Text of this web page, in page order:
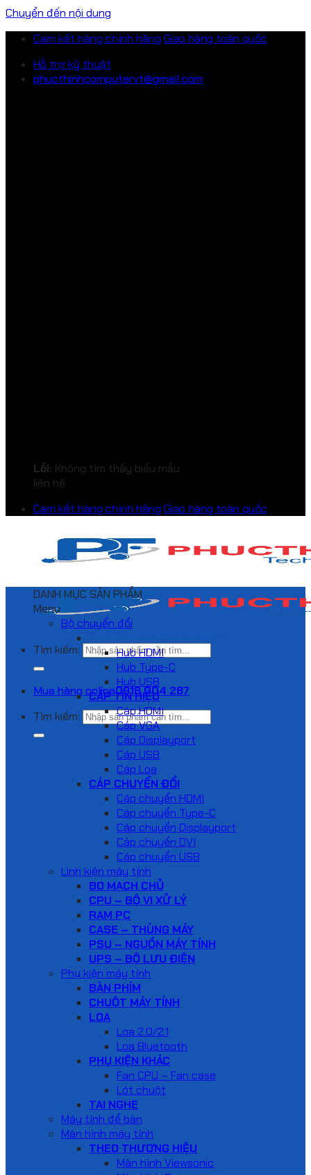
Chuyển đến nội dung
Cam kết hàng chính hãng Giao hàng toàn quốc
Hỗ trợ kỹ thuật
phucthinhcomputervt@gmail.com
Lỗi: Không tìm thấy biểu mẫu
liên hệ.
Cam kết hàng chính hãng Giao hàng toàn quốc
Tìm kiếm:
Mua hàng online0918 004 287
Tìm kiếm:
DANH MỤC SẢN PHẨM
Menu
Bộ chuyển đổi
Hub HDMI
Hub Type-C
Hub USB
CÁP TÍN HIỆU
Cáp HDMI
Cáp VGA
Cáp Displayport
Cáp USB
Cáp Loa
CÁP CHUYỂN ĐỔI
Cáp chuyển HDMI
Cáp chuyển Type-C
Cáp chuyển Displayport
Cáp chuyển DVI
Cáp chuyển USB
Linh kiện máy tính
BO MẠCH CHỦ
CPU – BỘ VI XỬ LÝ
RAM PC
CASE – THÙNG MÁY
PSU – NGUỒN MÁY TÍNH
UPS – BỘ LƯU ĐIỆN
Phụ kiện máy tính
BÀN PHÍM
CHUỘT MÁY TÍNH
LOA
Loa 2.0/2.1
Loa Bluetooth
PHỤ KIỆN KHÁC
Fan CPU – Fan case
Lót chuột
TAI NGHE
Máy tính để bàn
Màn hình máy tính
THEO THƯƠNG HIỆU
Màn hình Viewsonic